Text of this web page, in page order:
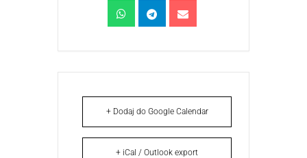
+ Dodaj do Google Calendar
+ iCal / Outlook export